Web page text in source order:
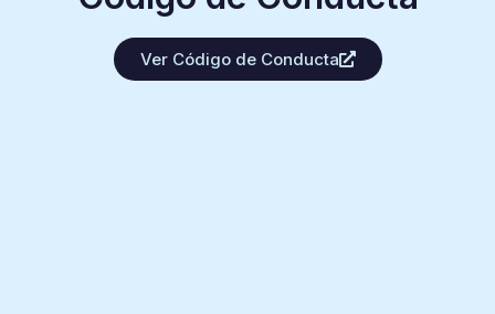
Ver Código de Conducta